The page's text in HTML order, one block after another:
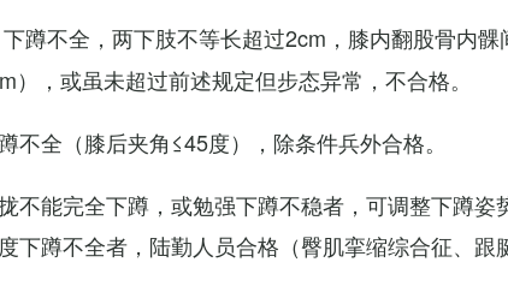
下蹲不全，两下肢不等长超过2cm，膝内翻股骨内
），或虽未超过前述规定但步态异常，不合格。
不全（膝后夹角≤45度），除条件兵外合格。
不能完全下蹲，或勉强下蹲不稳者，可调整下蹲
下蹲不全者，陆勤人员合格（臀肌挛缩综合征、跟